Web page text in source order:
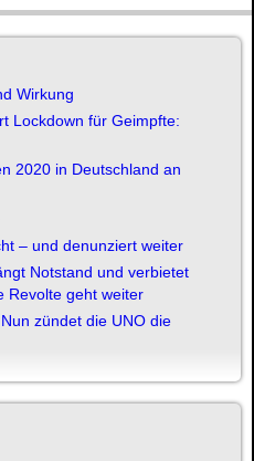
Wirkung
Lockdown für Geimpfte:
2020 in Deutschland an
– und denunziert weiter
Notstand und verbietet
Revolte geht weiter
zündet die UNO die